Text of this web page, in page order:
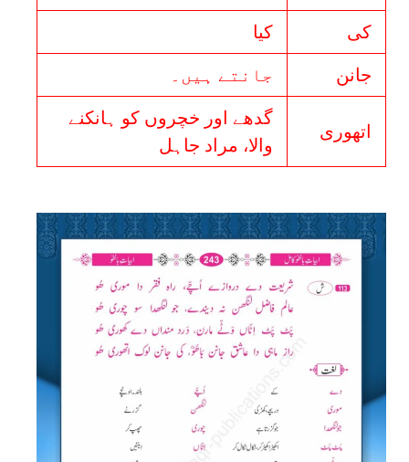
کی کیا
جانن جانتے ہیں۔
اتھوری
گدھے اور خچروں کو ہانکنے
والا، مراد جاہل